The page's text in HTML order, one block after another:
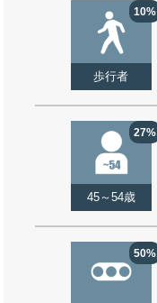
10%
歩行者
27%
45～54歳
50%